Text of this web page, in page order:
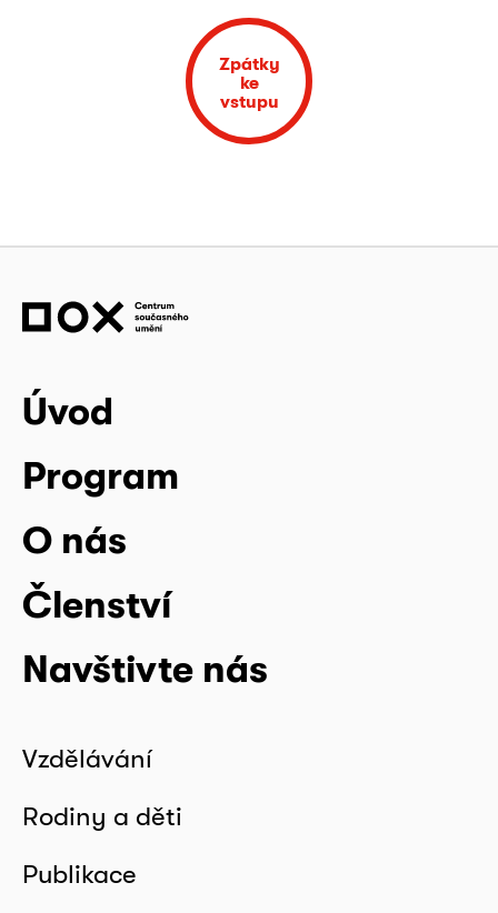
Zpátky
ke
vstupu
Úvod
Program
O nás
Členství
Navštivte nás
Vzdělávání
Rodiny a děti
Publikace